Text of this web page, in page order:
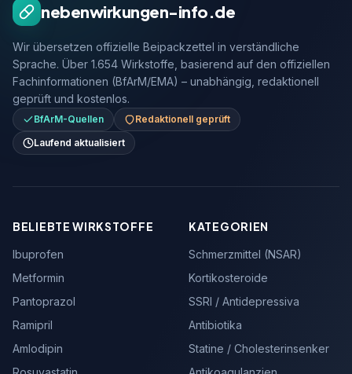
nebenwirkungen-info.de
Wir übersetzen offizielle Beipackzettel in verständliche
Sprache. Über 1.654 Wirkstoffe, basierend auf den offiziellen
Fachinformationen (BfArM/EMA) – unabhängig, redaktionell
geprüft und kostenlos.
BfArM-Quellen
Redaktionell geprüft
Laufend aktualisiert
BELIEBTE WIRKSTOFFE
Ibuprofen
Metformin
Pantoprazol
Ramipril
Amlodipin
KATEGORIEN
Schmerzmittel (NSAR)
Kortikosteroide
SSRI / Antidepressiva
Antibiotika
Statine / Cholesterinsenker